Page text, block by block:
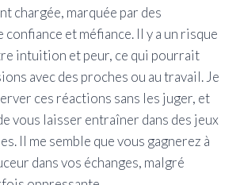
chargée, marquée par des
et méfiance. Il y a un risque
intuition et peur, ce qui pourrait
avec des proches ou au travail. Je
ces réactions sans les juger, et
vous laisser entraîner dans des jeux
Il me semble que vous gagnerez à
dans vos échanges, malgré